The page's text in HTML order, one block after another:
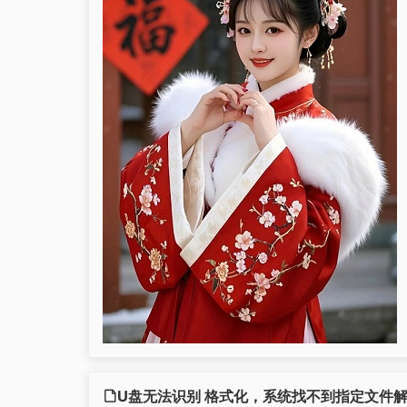
U盘无法识别 格式化，系统找不到指定文件